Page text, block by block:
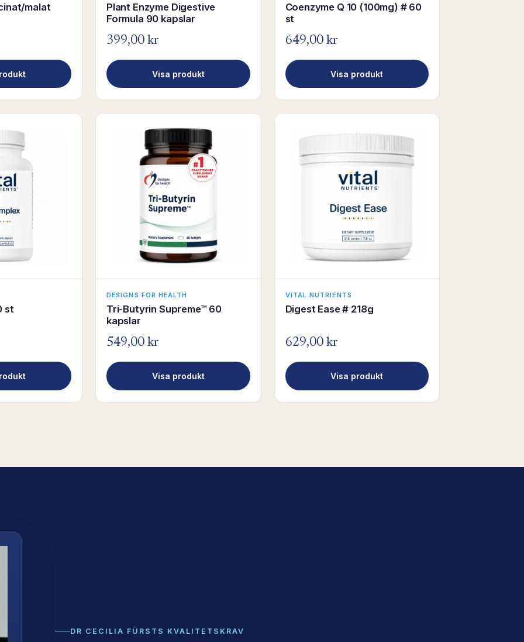
malat
Plant Enzyme Digestive
Formula 90 kapslar
399,00 kr
Visa produkt
Coenzyme Q 10 (100mg) # 60
st
649,00 kr
Visa produkt
st
DESIGNS FOR HEALTH
Tri-Butyrin Supreme™ 60
kapslar
549,00 kr
Visa produkt
VITAL NUTRIENTS
Digest Ease # 218g
629,00 kr
Visa produkt
DR CECILIA FÜRSTS KVALITETSKRAV